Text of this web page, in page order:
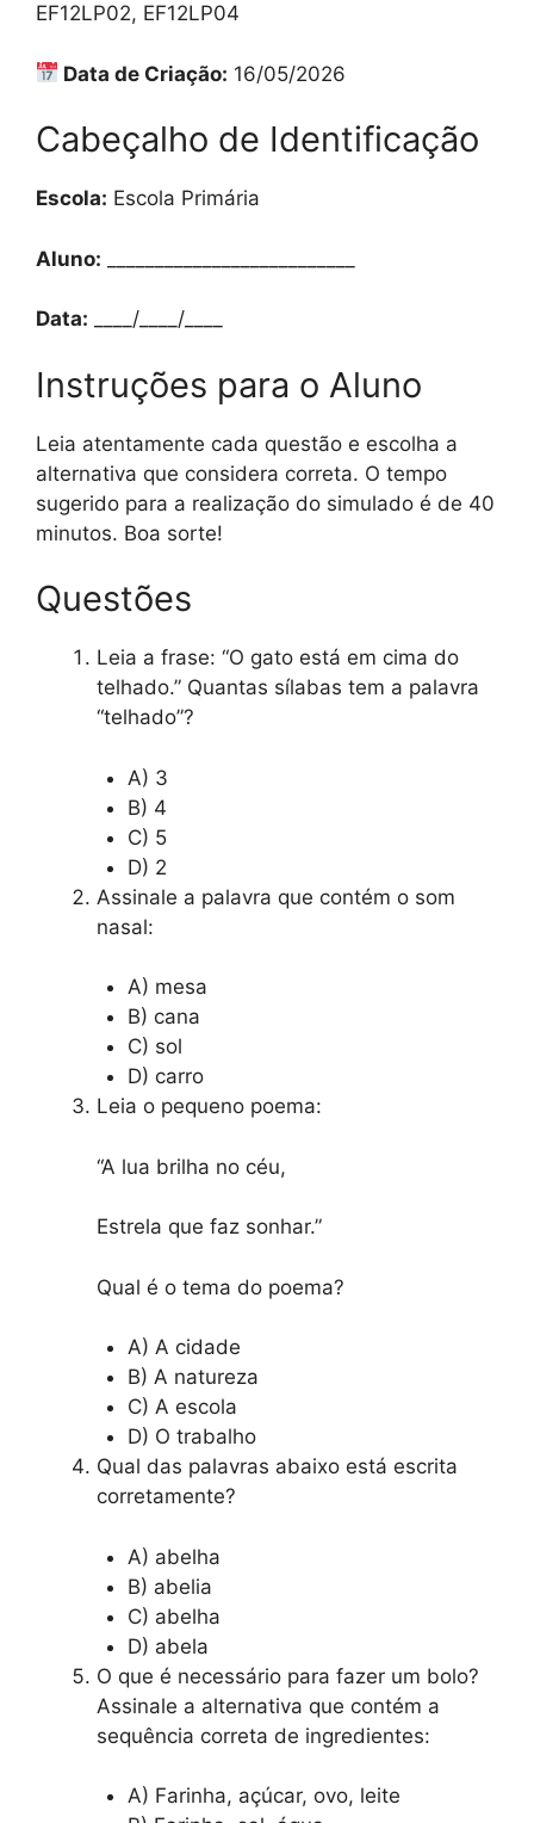
EF12LP02, EF12LP04
Data de Criação: 16/05/2026
Cabeçalho de Identificação
Escola: Escola Primária
Aluno:
Data: ____/____/____
Instruções para o Aluno
Leia atentamente cada questão e escolha a
alternativa que considera correta. O tempo
sugerido para a realização do simulado é de 40
minutos. Boa sorte!
Questões
Leia a frase: “O gato está em cima do
telhado.” Quantas sílabas tem a palavra
“telhado”?
A) 3
B) 4
C) 5
D) 2
Assinale a palavra que contém o som
nasal:
A) mesa
B) cana
C) sol
D) carro
Leia o pequeno poema:
“A lua brilha no céu,
Estrela que faz sonhar.”
Qual é o tema do poema?
A) A cidade
B) A natureza
C) A escola
D) O trabalho
Qual das palavras abaixo está escrita
corretamente?
A) abelha
B) abelia
C) abelha
D) abela
O que é necessário para fazer um bolo?
Assinale a alternativa que contém a
sequência correta de ingredientes:
A) Farinha, açúcar, ovo, leite